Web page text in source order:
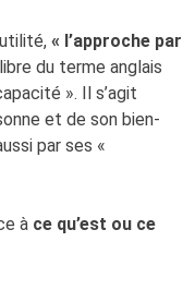
« l’approche par
du terme anglais
». Il s’agit
et de son bien-
par ses «
à ce qu’est ou ce